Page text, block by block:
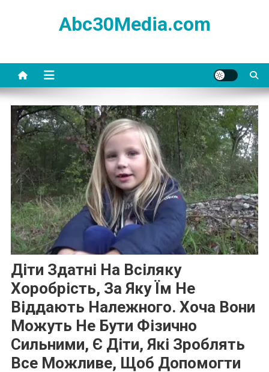
Abc30Media.com
Діти Здатні На Всіляку
Хоробрість, За Яку Їм Не
Віддають Належного. Хоча Вони
Можуть Не Бути Фізично
Сильними, Є Діти, Які Зроблять
Все Можливе, Щоб Допомогти